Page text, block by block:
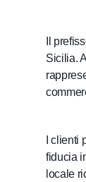
Il
Sicilia.
I
fiducia
locale